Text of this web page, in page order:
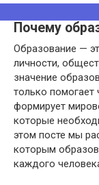
Почему
Образование —
личности,
значение
только помогает
формирует
которые
этом посте мы
которым
каждого